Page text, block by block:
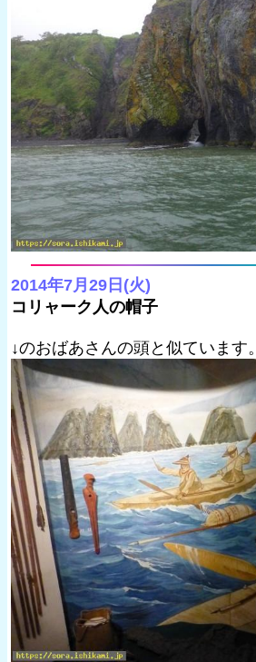
2014年7月29日(火)
コリャーク人の帽子
↓のおばあさんの頭と似ています。